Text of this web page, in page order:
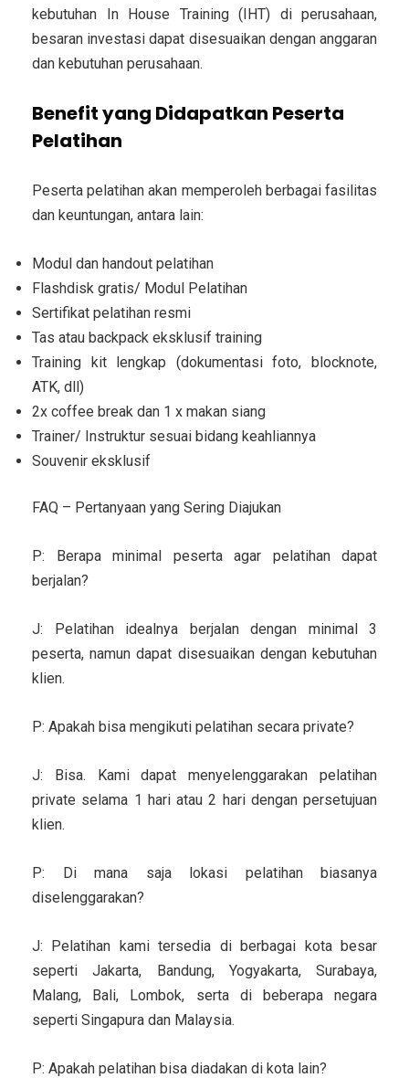
kebutuhan In House Training (IHT) di perusahaan,
besaran investasi dapat disesuaikan dengan anggaran
dan kebutuhan perusahaan.
Benefit yang Didapatkan Peserta
Pelatihan
Peserta pelatihan akan memperoleh berbagai fasilitas
dan keuntungan, antara lain:
Modul dan handout pelatihan
Flashdisk gratis/ Modul Pelatihan
Sertifikat pelatihan resmi
Tas atau backpack eksklusif training
Training kit lengkap (dokumentasi foto, blocknote,
ATK, dll)
2x coffee break dan 1 x makan siang
Trainer/ Instruktur sesuai bidang keahliannya
Souvenir eksklusif
FAQ – Pertanyaan yang Sering Diajukan
P: Berapa minimal peserta agar pelatihan dapat
berjalan?
J: Pelatihan idealnya berjalan dengan minimal 3
peserta, namun dapat disesuaikan dengan kebutuhan
klien.
P: Apakah bisa mengikuti pelatihan secara private?
J: Bisa. Kami dapat menyelenggarakan pelatihan
private selama 1 hari atau 2 hari dengan persetujuan
klien.
P: Di mana saja lokasi pelatihan biasanya
diselenggarakan?
J: Pelatihan kami tersedia di berbagai kota besar
seperti Jakarta, Bandung, Yogyakarta, Surabaya,
Malang, Bali, Lombok, serta di beberapa negara
seperti Singapura dan Malaysia.
P: Apakah pelatihan bisa diadakan di kota lain?